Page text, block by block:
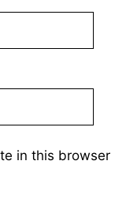
in this browser